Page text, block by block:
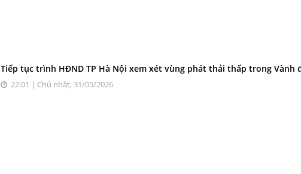
Tiếp tục trình HĐND TP Hà Nội xem xét vùng phát thải thấp trong Vành
22:01 | Chủ nhật, 31/05/2026